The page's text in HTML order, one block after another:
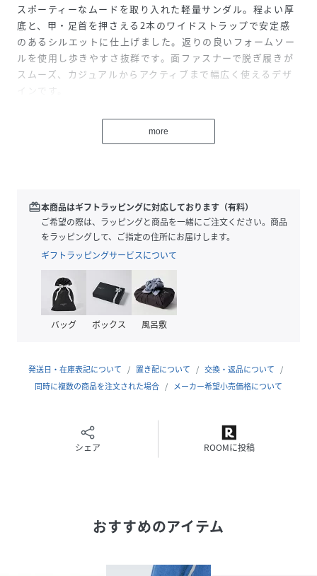
スポーティーなムードを取り入れた軽量サンダル。程よい厚
底と、甲・足首を押さえる2本のワイドストラップで安定感
のあるシルエットに仕上げました。返りの良いフォームソー
ルを使用し歩きやすさ抜群です。面ファスナーで脱ぎ履きが
スムーズ、カジュアルからアクティブまで幅広く使えるデザ
インです。
表面はお手入れしやすい合成素材を中心に、キルティング調
も疲れにくい設計です。
【Point】
面ファスナーでフィット感を自在に調整できるため、甲高・
幅広の方も快適に着用可能。軽量ソールと厚めのクッション
で歩行時の負担を軽減し、グリップ溝入りのアウトソールが
安定した歩きをサポートします。ゴールドパーツのさりげな
い金具使いで、スポーティーさの中にも上品さをプラス。
夏素材のボトムやデニムでラフにまとめたり、ロングワンピ
ースで程よい抜け感を出すのがおすすめ。ラフィア調はリゾ
アクティブなシーンでも重宝する一足です。
干異なる場合があります。
more
redeem本商品はギフトラッピングに対応しております（有料）
ご希望の際は、ラッピングと商品を一緒にご注文ください。商品
をラッピングして、ご指定の住所にお届けします。
ギフトラッピングサービスについて
バッグ ボックス 風呂敷
発送日・在庫表記について 置き配について
交換・返品について
同時に複数の商品を注文された場合
メーカー希望小売価格について
シェア ROOMに投稿
おすすめのアイテム